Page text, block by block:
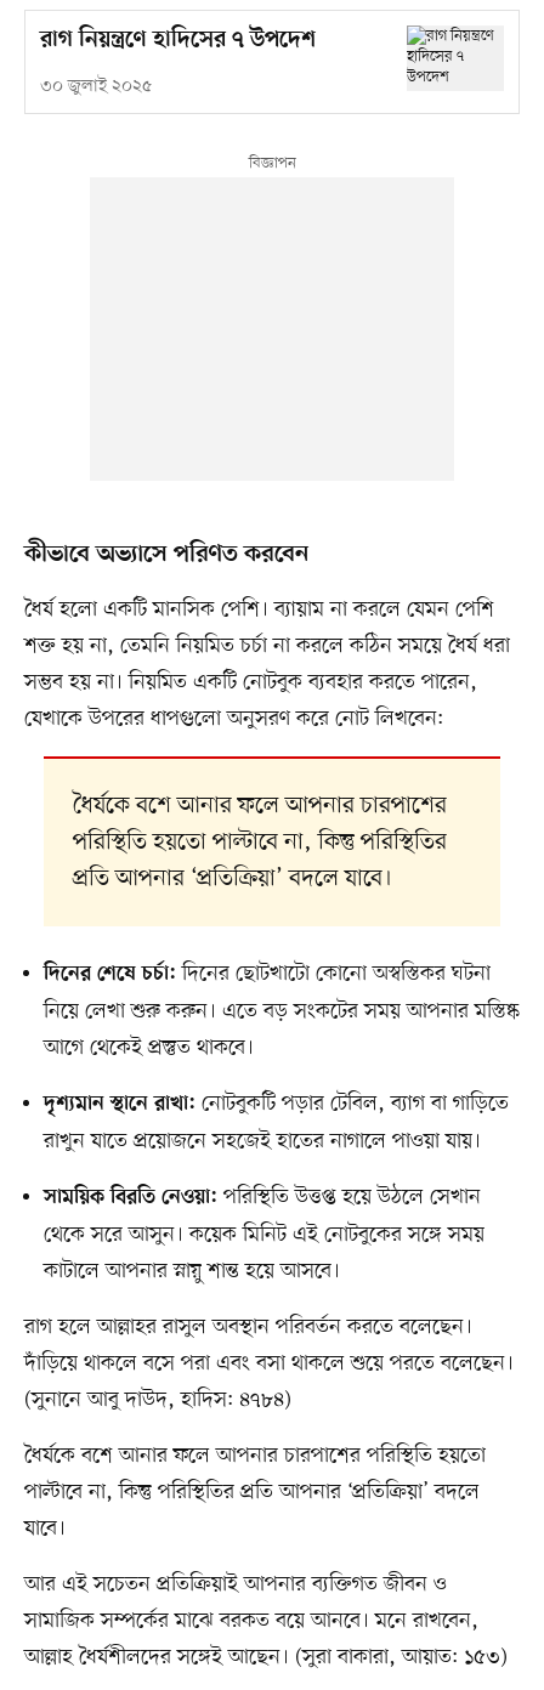
রাগ নিয়ন্ত্রণে হাদিসের ৭ উপদেশ
৩০ জুলাই ২০২৫
কীভাবে অভ্যাসে পরিণত করবেন
ধৈর্য হলো একটি মানসিক পেশি। ব্যায়াম না করলে যেমন পেশি
শক্ত হয় না, তেমনি নিয়মিত চর্চা না করলে কঠিন সময়ে ধৈর্য ধরা
সম্ভব হয় না। নিয়মিত একটি নোটবুক ব্যবহার করতে পারেন,
যেখাকে উপরের ধাপগুলো অনুসরণ করে নোট লিখবেন:
ধৈর্যকে বশে আনার ফলে আপনার চারপাশের
পরিস্থিতি হয়তো পাল্টাবে না, কিন্তু পরিস্থিতির
প্রতি আপনার ‘প্রতিক্রিয়া’ বদলে যাবে।
দিনের শেষে চর্চা: দিনের ছোটখাটো কোনো অস্বস্তিকর ঘটনা
নিয়ে লেখা শুরু করুন। এতে বড় সংকটের সময় আপনার মস্তিষ্ক
আগে থেকেই প্রস্তুত থাকবে।
দৃশ্যমান স্থানে রাখা: নোটবুকটি পড়ার টেবিল, ব্যাগ বা গাড়িতে
রাখুন যাতে প্রয়োজনে সহজেই হাতের নাগালে পাওয়া যায়।
সাময়িক বিরতি নেওয়া: পরিস্থিতি উত্তপ্ত হয়ে উঠলে সেখান
থেকে সরে আসুন। কয়েক মিনিট এই নোটবুকের সঙ্গে সময়
কাটালে আপনার স্নায়ু শান্ত হয়ে আসবে।
রাগ হলে আল্লাহর রাসুল অবস্থান পরিবর্তন করতে বলেছেন।
দাঁড়িয়ে থাকলে বসে পরা এবং বসা থাকলে শুয়ে পরতে বলেছেন।
(সুনানে আবু দাউদ, হাদিস: ৪৭৮৪)
ধৈর্যকে বশে আনার ফলে আপনার চারপাশের পরিস্থিতি হয়তো
পাল্টাবে না, কিন্তু পরিস্থিতির প্রতি আপনার ‘প্রতিক্রিয়া’ বদলে
যাবে।
আর এই সচেতন প্রতিক্রিয়াই আপনার ব্যক্তিগত জীবন ও
সামাজিক সম্পর্কের মাঝে বরকত বয়ে আনবে। মনে রাখবেন,
আল্লাহ ধৈর্যশীলদের সঙ্গেই আছেন। (সুরা বাকারা, আয়াত: ১৫৩)